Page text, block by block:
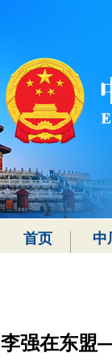
首页 中
李强在东盟